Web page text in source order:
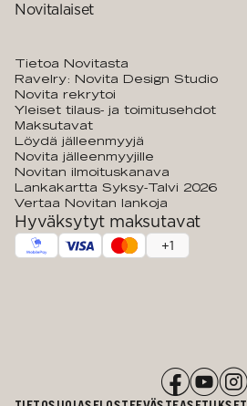
Novitalaiset
Tietoa Novitasta
Ravelry: Novita Design Studio
Novita rekrytoi
Yleiset tilaus- ja toimitusehdot
Maksutavat
Löydä jälleenmyyjä
Novita jälleenmyyjille
Novitan ilmoituskanava
Lankakartta Syksy-Talvi 2026
Vertaa Novitan lankoja
Hyväksytyt maksutavat
+1